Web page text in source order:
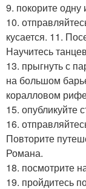
9. покорите
10.
кусается. 11.
Научитесь
13. прыгнуть с
на большом
коралловом
15. опубликуйте
16.
Повторите
Романа.
18. посмотрите
19. пройдитесь